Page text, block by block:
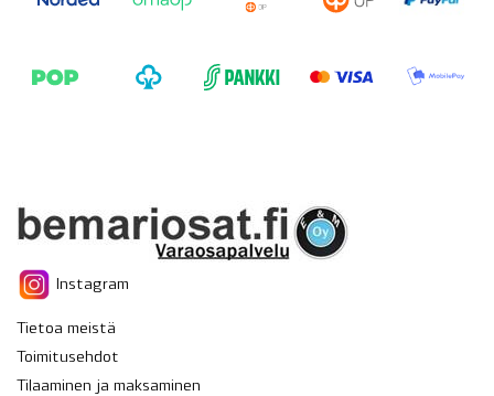
Instagram
Tietoa meistä
Toimitusehdot
Tilaaminen ja maksaminen